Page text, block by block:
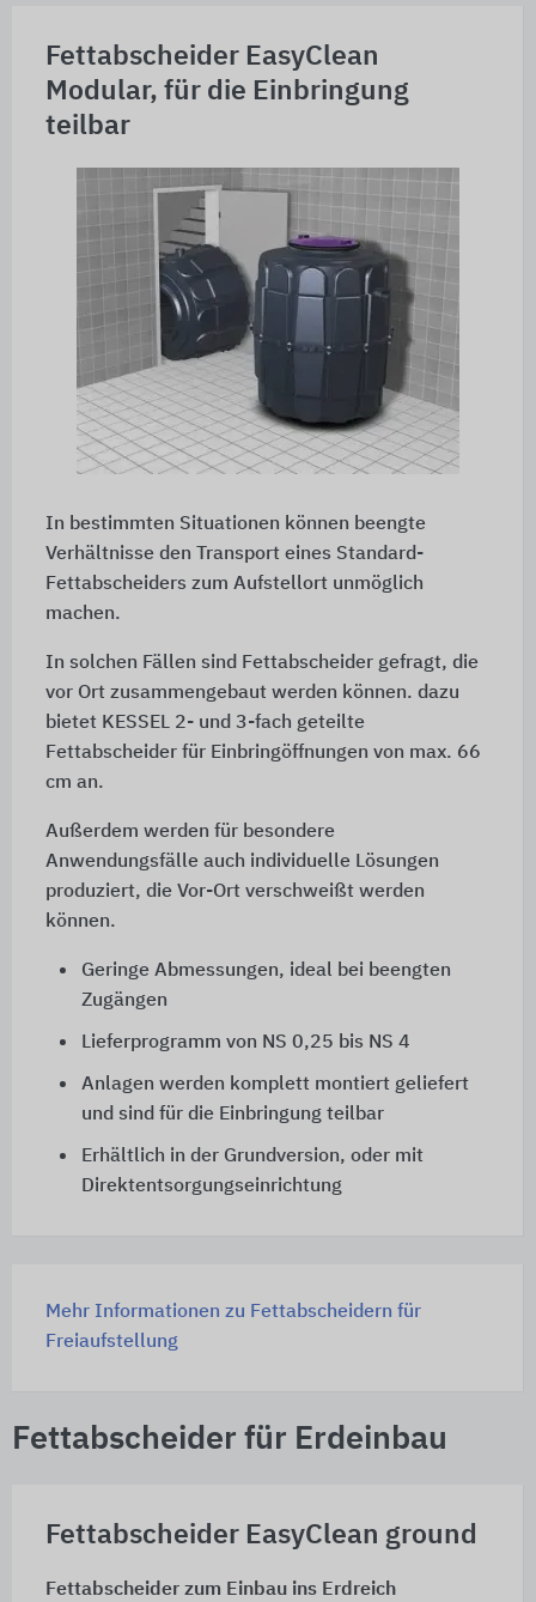
Fettabscheider EasyClean
Modular, für die Einbringung
teilbar
In bestimmten Situationen können beengte
Verhältnisse den Transport eines Standard-
Fettabscheiders zum Aufstellort unmöglich
machen.
In solchen Fällen sind Fettabscheider gefragt, die
vor Ort zusammengebaut werden können. dazu
bietet KESSEL 2- und 3-fach geteilte
Fettabscheider für Einbringöffnungen von max. 66
cm an.
Außerdem werden für besondere
Anwendungsfälle auch individuelle Lösungen
produziert, die Vor-Ort verschweißt werden
können.
Geringe Abmessungen, ideal bei beengten
Zugängen
Lieferprogramm von NS 0,25 bis NS 4
Anlagen werden komplett montiert geliefert
und sind für die Einbringung teilbar
Erhältlich in der Grundversion, oder mit
Direktentsorgungseinrichtung
Mehr Informationen zu Fettabscheidern für
Freiaufstellung
Fettabscheider für Erdeinbau
Fettabscheider EasyClean ground
Fettabscheider zum Einbau ins Erdreich